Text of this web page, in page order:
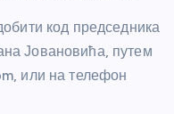
код председника
Јовановића, путем
или на телефон